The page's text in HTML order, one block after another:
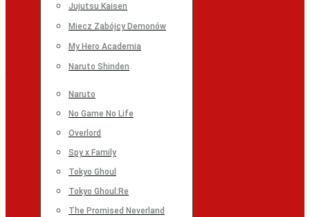
Jujutsu Kaisen
Miecz Zabójcy Demonów
My Hero Academia
Naruto Shinden
Naruto
No Game No Life
Overlord
Spy x Family
Tokyo Ghoul
Tokyo Ghoul:Re
The Promised Neverland